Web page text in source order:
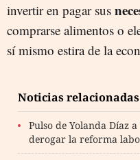
invertir en pagar sus
comprarse alimentos o
sí mismo estira de la
Noticias relacionadas
Pulso de Yolanda Díaz
derogar la reforma